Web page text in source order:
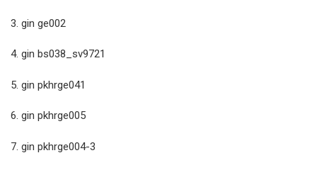
3. gin ge002
4. gin bs038_sv9721
5. gin pkhrge041
6. gin pkhrge005
7. gin pkhrge004-3